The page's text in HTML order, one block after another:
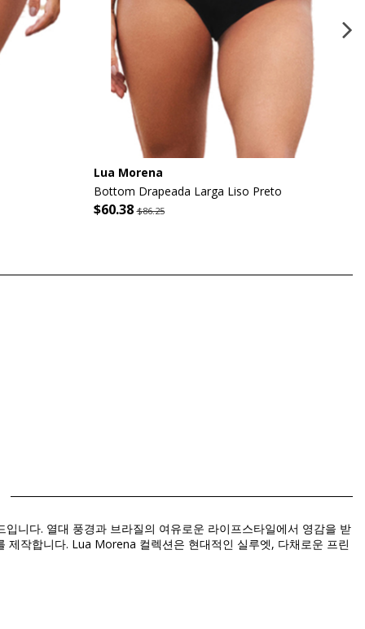
Lua Morena
Bottom Drapeada Larga Liso Preto
$60.38$86.25
니다. 열대 풍경과 브라질의 여유로운 라이프스타일에서 영감을 받
작합니다. Lua Morena 컬렉션은 현대적인 실루엣, 다채로운 프린